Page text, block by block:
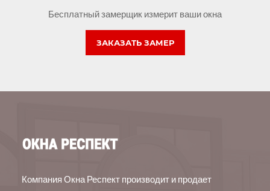
Бесплатный замерщик измерит ваши окна
ЗАКАЗАТЬ ЗАМЕР
Компания Окна Респект производит и продает